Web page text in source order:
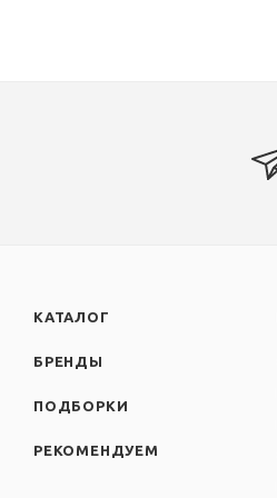
КАТАЛОГ
БРЕНДЫ
ПОДБОРКИ
РЕКОМЕНДУЕМ